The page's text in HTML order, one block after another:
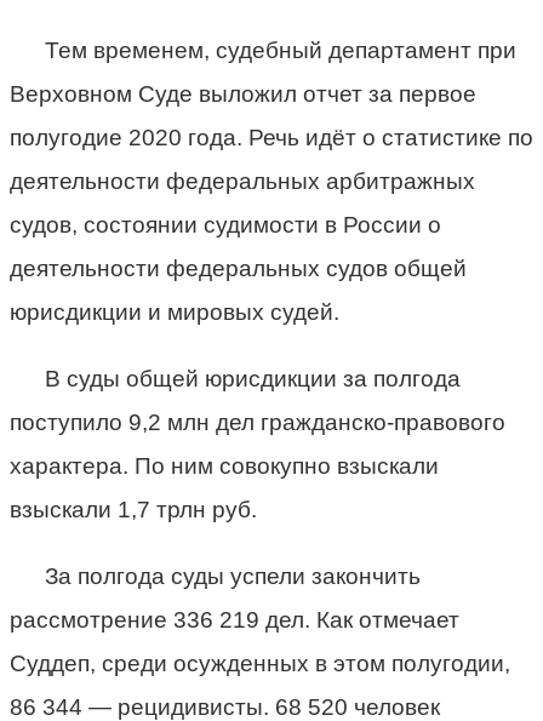
Тем временем, судебный департамент при
Верховном Суде выложил отчет за первое
полугодие 2020 года. Речь идёт о статистике по
деятельности федеральных арбитражных
судов, состоянии судимости в России о
деятельности федеральных судов общей
юрисдикции и мировых судей.
В суды общей юрисдикции за полгода
поступило 9,2 млн дел гражданско-правового
характера. По ним совокупно взыскали
взыскали 1,7 трлн руб.
За полгода суды успели закончить
рассмотрение 336 219 дел. Как отмечает
Суддеп, среди осужденных в этом полугодии,
86 344 — рецидивисты. 68 520 человек